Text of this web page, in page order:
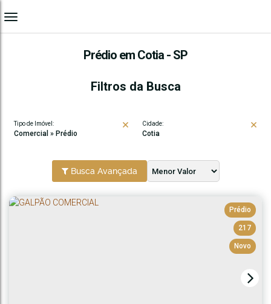
Prédio em Cotia - SP
Filtros da Busca
Tipo de Imóvel:
Comercial » Prédio
Cidade:
Cotia
Busca Avançada
217
Prédio
Novo